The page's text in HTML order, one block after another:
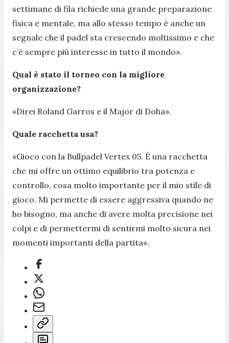
settimane di fila richiede una grande preparazione
fisica e mentale, ma allo stesso tempo è anche un
segnale che il padel sta crescendo moltissimo e che
c’è sempre più interesse in tutto il mondo».
Qual è stato il torneo con la migliore
organizzazione?
«Direi Roland Garros e il Major di Doha».
Quale racchetta usa?
«Gioco con la Bullpadel Vertex 05. È una racchetta
che mi offre un ottimo equilibrio tra potenza e
controllo, cosa molto importante per il mio stile di
gioco. Mi permette di essere aggressiva quando ne
ho bisogno, ma anche di avere molta precisione nei
colpi e di permettermi di sentirmi molto sicura nei
momenti importanti della partita».